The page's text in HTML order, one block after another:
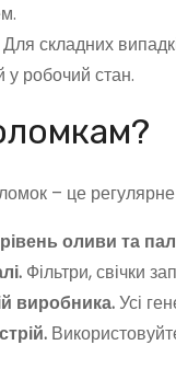
Для складних
у робочий стан.
– це
оливи та
Фільтри, свічки
виробника.Усі